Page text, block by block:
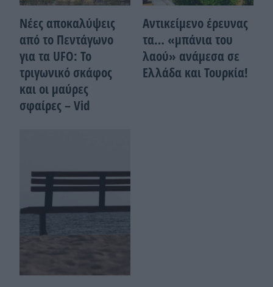
Νέες αποκαλύψεις
από το Πεντάγωνο
για τα UFO: Το
τριγωνικό σκάφος
και οι μαύρες
σφαίρες – Vid
Αντικείμενο έρευνας
τα… «μπάνια του
λαού» ανάμεσα σε
Ελλάδα και Τουρκία!